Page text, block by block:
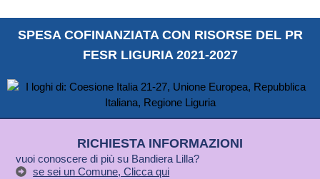
SPESA COFINANZIATA CON RISORSE DEL PR
FESR LIGURIA 2021-2027
RICHIESTA INFORMAZIONI
vuoi conoscere di più su Bandiera Lilla?
se sei un Comune, Clicca qui